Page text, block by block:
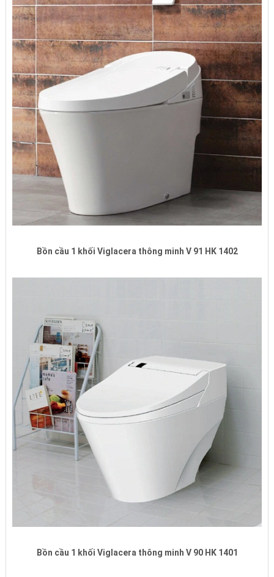
Bồn cầu 1 khối Viglacera thông minh V 91 HK 1402
Bồn cầu 1 khối Viglacera thông minh V 90 HK 1401